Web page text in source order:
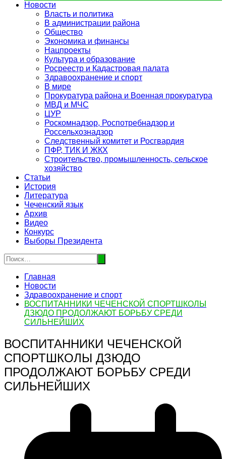
Новости
Власть и политика
В администрации района
Общество
Экономика и финансы
Нацпроекты
Культура и образование
Росреестр и Кадастровая палата
Здравоохранение и спорт
В мире
Прокуратура района и Военная прокуратура
МВД и МЧС
ЦУР
Роскомнадзор, Роспотребнадзор и
Россельхознадзор
Следственный комитет и Росгвардия
ПФР, ТИК И ЖКХ
Строительство, промышленность, сельское
хозяйство
Статьи
История
Литература
Чеченский язык
Архив
Видео
Конкурс
Выборы Президента
Главная
Новости
Здравоохранение и спорт
ВОСПИТАННИКИ ЧЕЧЕНСКОЙ СПОРТШКОЛЫ
ДЗЮДО ПРОДОЛЖАЮТ БОРЬБУ СРЕДИ
СИЛЬНЕЙШИХ
ВОСПИТАННИКИ ЧЕЧЕНСКОЙ
СПОРТШКОЛЫ ДЗЮДО
ПРОДОЛЖАЮТ БОРЬБУ СРЕДИ
СИЛЬНЕЙШИХ